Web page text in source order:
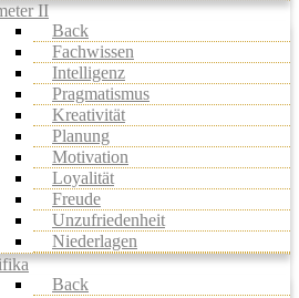
II
Back
Fachwissen
Intelligenz
Pragmatismus
Kreativität
Planung
Motivation
Loyalität
Freude
Unzufriedenheit
Niederlagen
Back